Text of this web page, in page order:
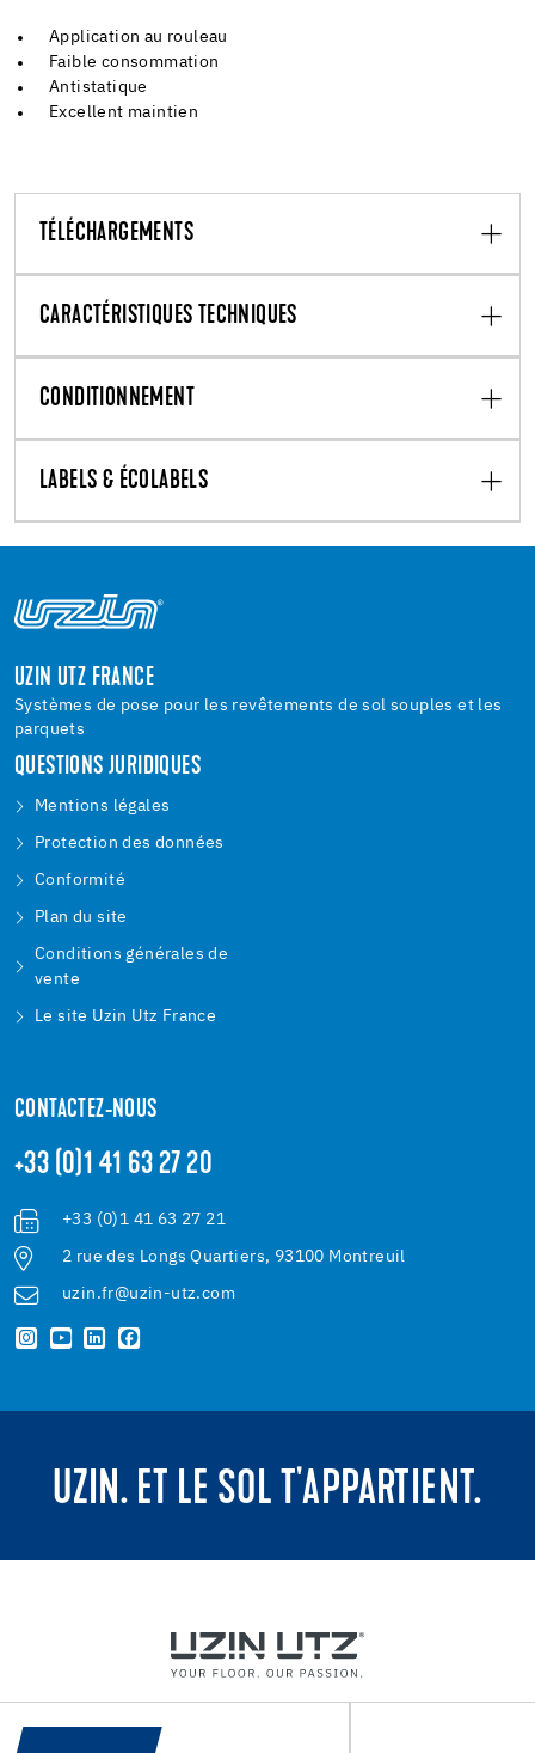
Application au rouleau
Faible consommation
Antistatique
Excellent maintien
TÉLÉCHARGEMENTS
CARACTÉRISTIQUES TECHNIQUES
CONDITIONNEMENT
LABELS & ÉCOLABELS
UZIN UTZ FRANCE
Systèmes de pose pour les revêtements de sol souples et les
parquets
QUESTIONS JURIDIQUES
Mentions légales
Protection des données
Conformité
Plan du site
Conditions générales de
vente
Le site Uzin Utz France
CONTACTEZ-NOUS
+33 (0)1 41 63 27 20
+33 (0)1 41 63 27 21
2 rue des Longs Quartiers, 93100 Montreuil
uzin.fr@uzin-utz.com
UZIN. ET LE SOL T'APPARTIENT.